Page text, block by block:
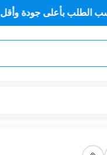
جودة وأقل سعر 🏡✨